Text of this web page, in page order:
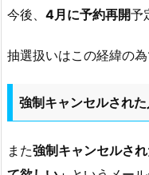
今後、 4月に予約再開予
抽選扱いはこの経緯の
強制キャンセルされ
また強制キャンセルさ